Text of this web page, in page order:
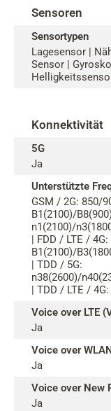
Sensoren
Sensortypen
Lagesensor |
Sensor |
Konnektivität
5G
Ja
Unterstützte
GSM / 2G: 850/
B1(2100)/
n1(2100)/
| FDD / LTE / 4G:
B1(2100)/
| TDD / 5G:
n38(2600)/
| TDD / LTE /
Voice over LTE
Ja
Voice over
Ja
Voice over New
Ja